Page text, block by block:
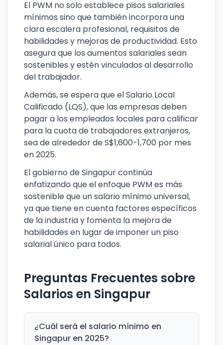
El PWM no solo establece pisos salariales
mínimos sino que también incorpora una
clara escalera profesional, requisitos de
habilidades y mejoras de productividad. Esto
asegura que los aumentos salariales sean
sostenibles y estén vinculados al desarrollo
del trabajador.
Además, se espera que el Salario Local
Calificado (LQS), que las empresas deben
pagar a los empleados locales para calificar
para la cuota de trabajadores extranjeros,
sea de alrededor de S$1,600-1,700 por mes
en 2025.
El gobierno de Singapur continúa
enfatizando que el enfoque PWM es más
sostenible que un salario mínimo universal,
ya que tiene en cuenta factores específicos
de la industria y fomenta la mejora de
habilidades en lugar de imponer un piso
salarial único para todos.
Preguntas Frecuentes sobre
Salarios en Singapur
¿Cuál será el salario mínimo en
Singapur en 2025?